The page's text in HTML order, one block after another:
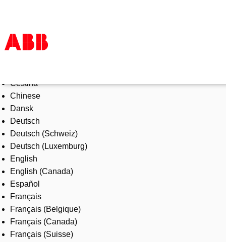
Products & Solutions
Industries
Services
About us
Where to buy
Contact us
Careers
Čeština
Chinese
Dansk
Deutsch
Deutsch (Schweiz)
Deutsch (Luxemburg)
English
English (Canada)
Español
Français
Français (Belgique)
Français (Canada)
Français (Suisse)